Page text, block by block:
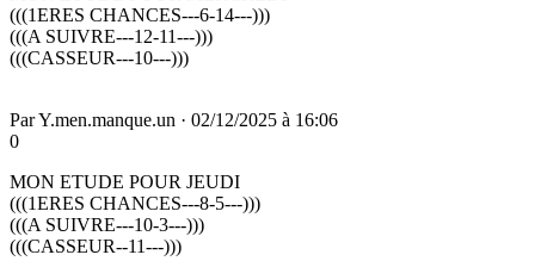
(((1ERES CHANCES---6-14---)))
(((A SUIVRE---12-11---)))
(((CASSEUR---10---)))
ParY.men.manque.un · 02/12/2025 à 16:06
0
MON ETUDE POUR JEUDI
(((1ERES CHANCES---8-5---)))
(((A SUIVRE---10-3---)))
(((CASSEUR--11---)))